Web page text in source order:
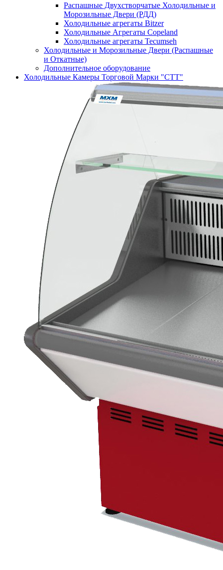
Распашные Двухстворчатые Холодильные и
Морозильные Двери (РДД)
Холодильные агрегаты Bitzer
Холодильные Агрегаты Copeland
Холодильные агрегаты Tecumseh
Холодильные и Морозильные Двери (Распашные
и Откатные)
Дополнительное оборудование
Холодильные Камеры Торговой Марки "СТТ"